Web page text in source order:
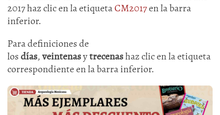
2017 haz clic en la etiquetaCM2017en la barra
inferior.
Para definiciones de
losdías,veintenasytrecenashaz clic en la etiqueta
correspondiente en la barra inferior.